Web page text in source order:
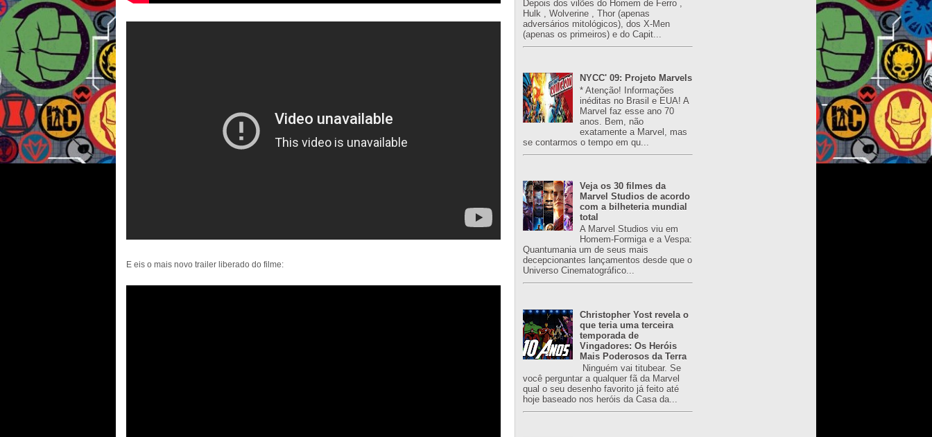
E eis o mais novo trailer liberado do filme:
Depois dos vilões do Homem de Ferro ,
Hulk , Wolverine , Thor (apenas
adversários mitológicos), dos X-Men
(apenas os primeiros) e do Capit...
NYCC' 09: Projeto Marvels
* Atenção! Informações
inéditas no Brasil e EUA! A
Marvel faz esse ano 70
anos. Bem, não
exatamente a Marvel, mas
se contarmos o tempo em qu...
Veja os 30 filmes da
Marvel Studios de acordo
com a bilheteria mundial
total
A Marvel Studios viu em
Homem-Formiga e a Vespa:
Quantumania um de seus mais
decepcionantes lançamentos desde que o
Universo Cinematográfico...
Christopher Yost revela o
que teria uma terceira
temporada de
Vingadores: Os Heróis
Mais Poderosos da Terra
Ninguém vai titubear. Se
você perguntar a qualquer fã da Marvel
qual o seu desenho favorito já feito até
hoje baseado nos heróis da Casa da...